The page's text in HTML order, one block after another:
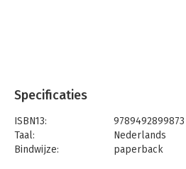
Specificaties
ISBN13:
9789492899873
Taal:
Nederlands
Bindwijze:
paperback